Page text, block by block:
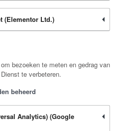
(Elementor Ltd.)
bezoeken te meten en gedrag van
te verbeteren.
beheerd
Analytics) (Google